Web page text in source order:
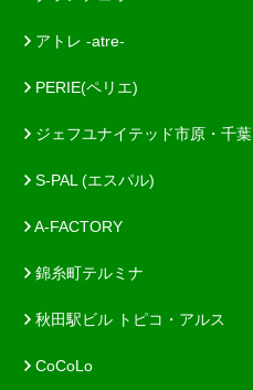
アトレ -atre-
PERIE(ペリエ)
ジェフユナイテッド市原・千葉
S-PAL (エスパル)
A-FACTORY
錦糸町テルミナ
秋田駅ビル トピコ・アルス
CoCoLo